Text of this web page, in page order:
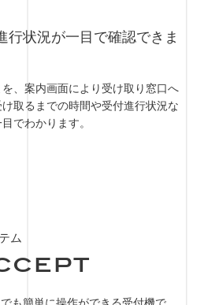
行状況が一目で確認できま
、案内画面により受け取り窓口へ
取るまでの時間や受付進行状況な
でわかります。
ム
も簡単に操作ができる受付機で